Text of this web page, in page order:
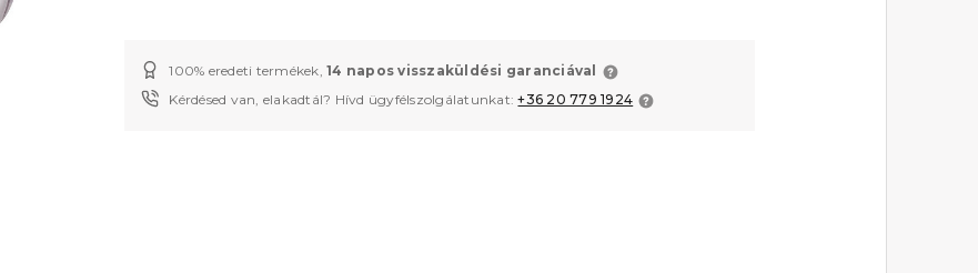
100% eredeti termékek,14 napos visszaküldési garanciával
Kérdésed van, elakadtál? Hívd ügyfélszolgálatunkat:+36 20 779 1924